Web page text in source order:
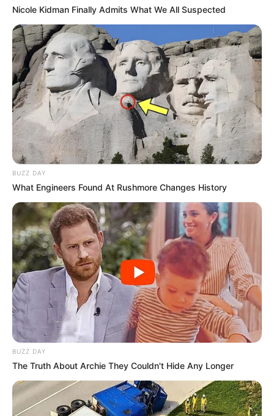
kemarin
Foto – foto Reza Darmawangsa
1. Wajah imut dengan talenta mengagumkan
Nicole Kidman Finally Admits What We All Suspected
BUZZ DAY
What Engineers Found At Rushmore Changes History
BUZZ DAY
The Truth About Archie They Couldn't Hide Any Longer